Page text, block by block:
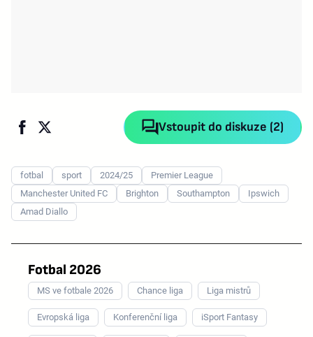
Vstoupit do diskuze (2)
fotbal sport 2024/25
Premier League
Manchester United FC
Brighton Southampton
Ipswich
Amad Diallo
Fotbal 2026
MS ve fotbale 2026 Chance liga Liga mistrů
Evropská liga Konferenční liga iSport Fantasy